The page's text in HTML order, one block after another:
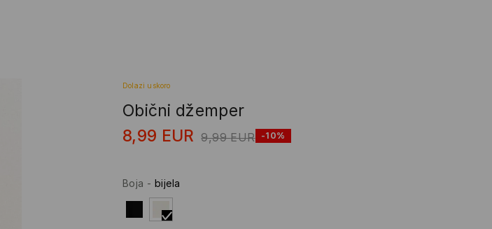
Dolazi uskoro
Obični džemper
8,99 EUR 9,99 EUR -10%
Boja - bijela